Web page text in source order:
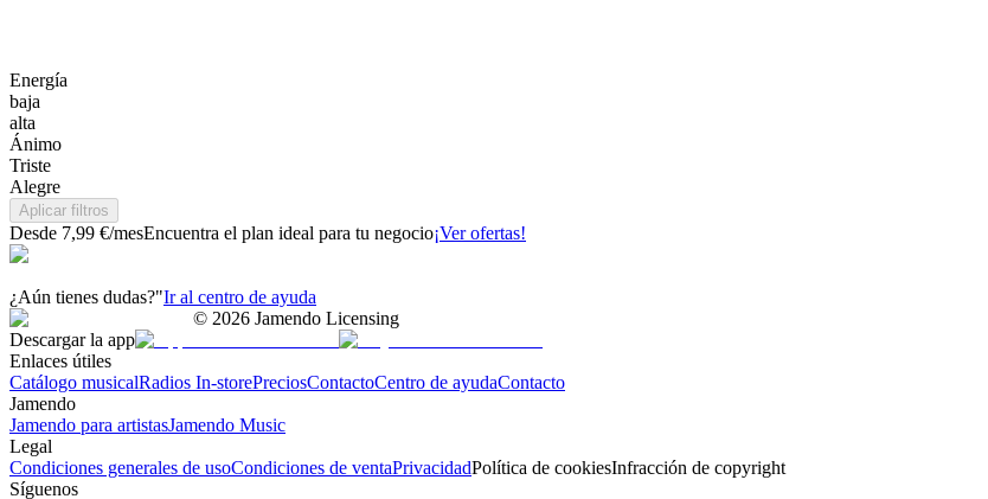
Energía
baja
alta
Ánimo
Triste
Alegre
Aplicar filtros
Desde 7,99 €/mesEncuentra el plan ideal para tu negocio¡Ver ofertas!
¿Aún tienes dudas?"Ir al centro de ayuda
© 2026 Jamendo Licensing
Descargar la app
Enlaces útiles
Catálogo musicalRadios In-storePreciosContactoCentro de ayudaContacto
Jamendo
Jamendo para artistasJamendo Music
Legal
Condiciones generales de usoCondiciones de ventaPrivacidadPolítica de cookiesInfracción de copyright
Síguenos